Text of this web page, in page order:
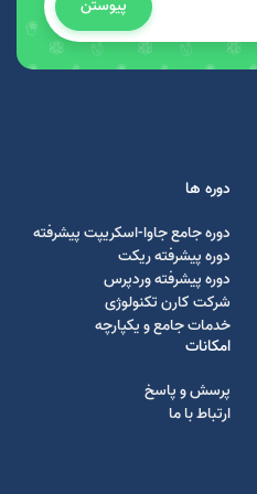
پیوستن
دوره ها
دوره جامع جاوا-اسکریپت پیشرفته
دوره پیشرفته ریکت
دوره پیشرفته وردپرس
شرکت کارن تکنولوژی
خدمات جامع و یکپارچه
امکانات
پرسش و پاسخ
ارتباط با ما